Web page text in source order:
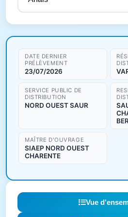
Résultats de qualité
DATE DERNIER
PRÉLÈVEMENT
23/07/2026
SERVICE PUBLIC DE
DISTRIBUTION
NORD OUEST SAUR
MAÎTRE D'OUVRAGE
SIAEP NORD OUEST
CHARENTE
Vue